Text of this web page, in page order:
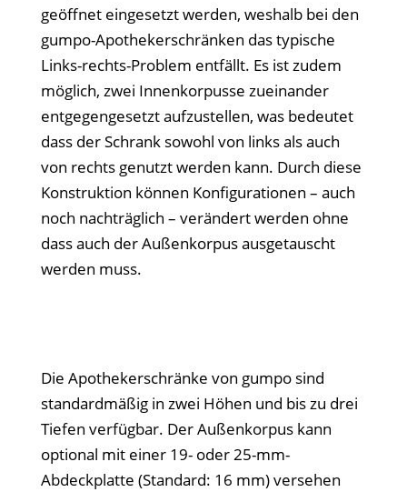
geöffnet eingesetzt werden, weshalb bei den
gumpo-Apothekerschränken das typische
Links-rechts-Problem entfällt. Es ist zudem
möglich, zwei Innenkorpusse zueinander
entgegengesetzt aufzustellen, was bedeutet
dass der Schrank sowohl von links als auch
von rechts genutzt werden kann. Durch diese
Konstruktion können Konfigurationen – auch
noch nachträglich – verändert werden ohne
dass auch der Außenkorpus ausgetauscht
werden muss.
Die Apothekerschränke von gumpo sind
standardmäßig in zwei Höhen und bis zu drei
Tiefen verfügbar. Der Außenkorpus kann
optional mit einer 19- oder 25-mm-
Abdeckplatte (Standard: 16 mm) versehen